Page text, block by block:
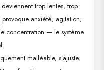
trop lentes, trop
anxiété, agitation,
concentration — le système
malléable, s’ajuste,